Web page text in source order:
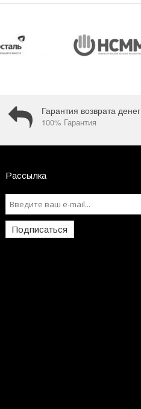
Гарантия возврата денег
100% Гарантия
Рассылка
Подписаться